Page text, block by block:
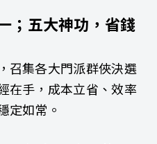
；五大神功，省錢
召集各大門派群俠決選
在手，成本立省、效率
定如常。